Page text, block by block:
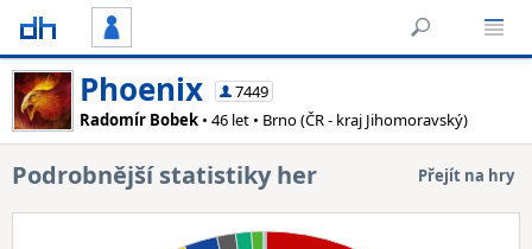
Phoenix
7449
Radomír Bobek • 46 let • Brno (ČR - kraj Jihomoravský)
Podrobnější statistiky her Přejít na hry